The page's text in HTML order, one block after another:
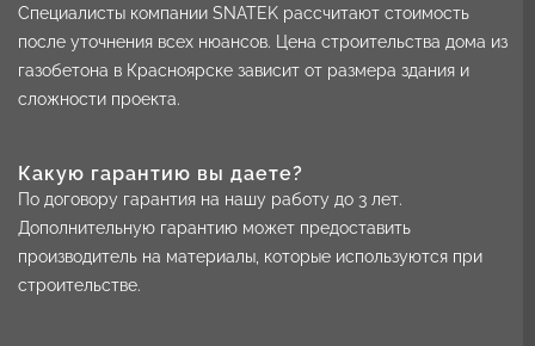
Специалисты компании SNATEK рассчитают стоимость
после уточнения всех нюансов. Цена строительства дома из
газобетона в Красноярске зависит от размера здания и
сложности проекта.
Какую гарантию вы даете?
По договору гарантия на нашу работу до 3 лет.
Дополнительную гарантию может предоставить
производитель на материалы, которые используются при
строительстве.